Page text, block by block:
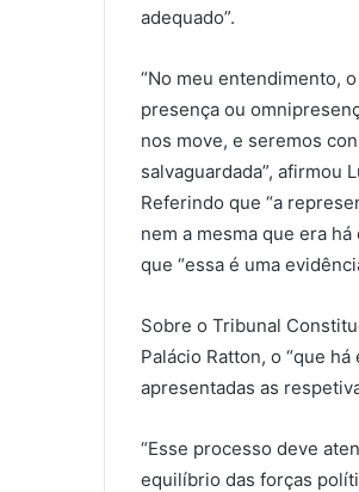
adequado”.
“No meu entendimento,
presença ou
nos move, e seremos
salvaguardada”, afirmou
Referindo que “a
nem a mesma que era
que “essa é uma
Sobre o Tribunal
Palácio Ratton, o “que
apresentadas as
“Esse processo deve
equilíbrio das forças